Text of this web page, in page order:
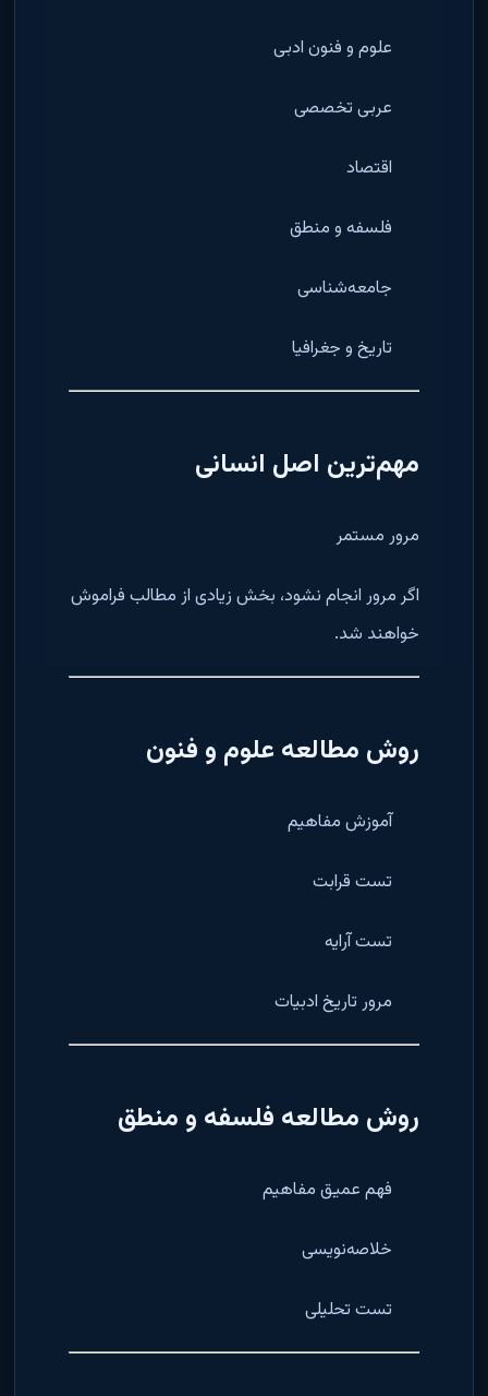
علوم و فنون ادبی
عربی تخصصی
اقتصاد
فلسفه و منطق
جامعه‌شناسی
تاریخ و جغرافیا
مهم‌ترین اصل انسانی
مرور مستمر
اگر مرور انجام نشود، بخش زیادی از مطالب فراموش
خواهند شد.
روش مطالعه علوم و فنون
آموزش مفاهیم
تست قرابت
تست آرایه
مرور تاریخ ادبیات
روش مطالعه فلسفه و منطق
فهم عمیق مفاهیم
خلاصه‌نویسی
تست تحلیلی